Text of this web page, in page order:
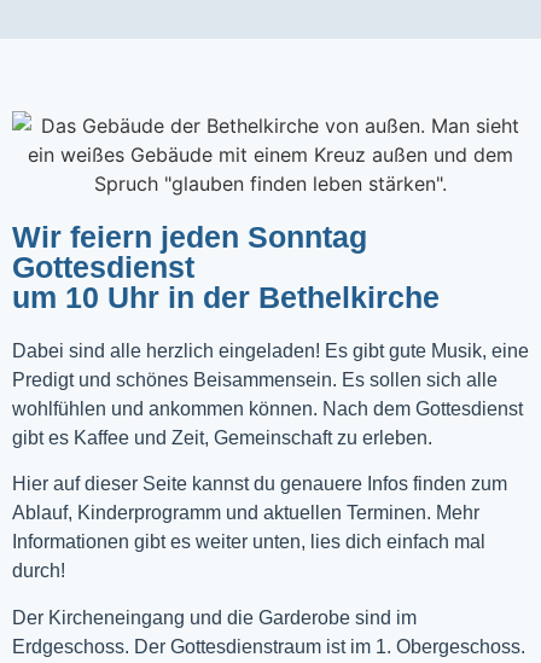
Wir feiern jeden Sonntag
Gottesdienst
um 10 Uhr in der Bethelkirche
Dabei sind alle herzlich eingeladen! Es gibt gute Musik, eine
Predigt und schönes Beisammensein. Es sollen sich alle
wohlfühlen und ankommen können. Nach dem Gottesdienst
gibt es Kaffee und Zeit, Gemeinschaft zu erleben.
Hier auf dieser Seite kannst du genauere Infos finden zum
Ablauf, Kinderprogramm und aktuellen Terminen. Mehr
Informationen gibt es weiter unten, lies dich einfach mal
durch!
Der Kircheneingang und die Garderobe sind im
Erdgeschoss. Der Gottesdienstraum ist im 1. Obergeschoss.